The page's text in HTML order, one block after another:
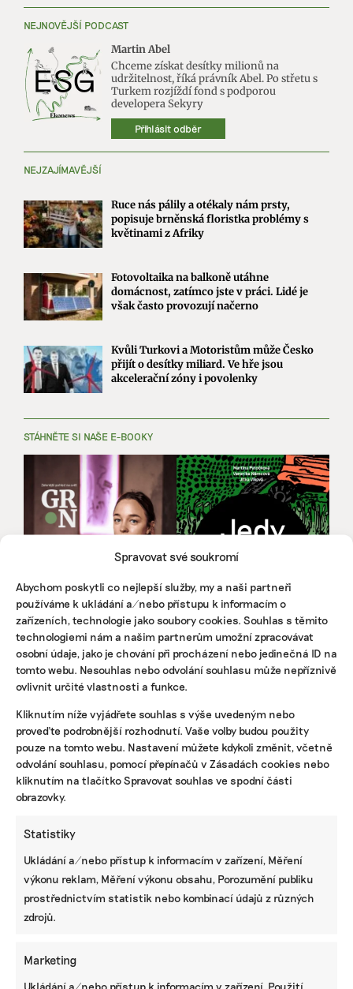
Spravovat své soukromí
Abychom poskytli co nejlepší služby, my a naši partneři
používáme k ukládání a/nebo přístupu k informacím o
zařízeních, technologie jako soubory cookies. Souhlas s těmito
technologiemi nám a našim partnerům umožní zpracovávat
osobní údaje, jako je chování při procházení nebo jedinečná ID na
tomto webu. Nesouhlas nebo odvolání souhlasu může nepříznivě
ovlivnit určité vlastnosti a funkce.
Kliknutím níže vyjádřete souhlas s výše uvedeným nebo
proveďte podrobnější rozhodnutí. Vaše volby budou použity
pouze na tomto webu. Nastavení můžete kdykoli změnit, včetně
odvolání souhlasu, pomocí přepínačů v Zásadách cookies nebo
kliknutím na tlačítko Spravovat souhlas ve spodní části
obrazovky.
Statistiky
Ukládání a/nebo přístup k informacím v zařízení, Měření
výkonu reklam, Měření výkonu obsahu, Porozumění publiku
prostřednictvím statistik nebo kombinací údajů z různých
zdrojů.
Marketing
Ukládání a/nebo přístup k informacím v zařízení, Použití
NEJNOVĚJŠÍ PODCAST
Martin Abel
Chceme získat desítky milionů na
udržitelnost, říká právník Abel. Po střetu s
Turkem rozjíždí fond s podporou
developera Sekyry
Přihlásit odběr
NEJZAJÍMAVĚJŠÍ
Ruce nás pálily a otékaly nám prsty,
popisuje brněnská floristka problémy s
květinami z Afriky
Fotovoltaika na balkoně utáhne
domácnost, zatímco jste v práci. Lidé je
však často provozují načerno
Kvůli Turkovi a Motoristům může Česko
přijít o desítky miliard. Ve hře jsou
akcelerační zóny i povolenky
STÁHNĚTE SI NAŠE E-BOOKY
Udržitelnost, umění i komunitní sdílení.
Festival Týká se to také tebe v Uherském
Hradišti startuje tento týden
BRANDNEWS
Ani trend, ani povinnost. Udržitelnost je
způsob, jak řídit firmu do budoucna a zvyšovat
její hodnotu, říká expertka